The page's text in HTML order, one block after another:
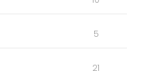
5
21